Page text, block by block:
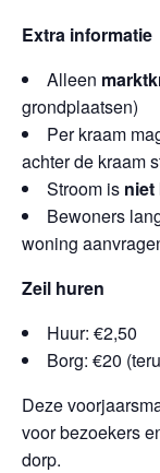
Extra informatie
Alleen
grondplaatsen)
Per kraam
achter de kraam
Stroom is niet
Bewoners
woning
Zeil huren
Huur: €2,50
Borg: €20
Deze
voor bezoekers
dorp.